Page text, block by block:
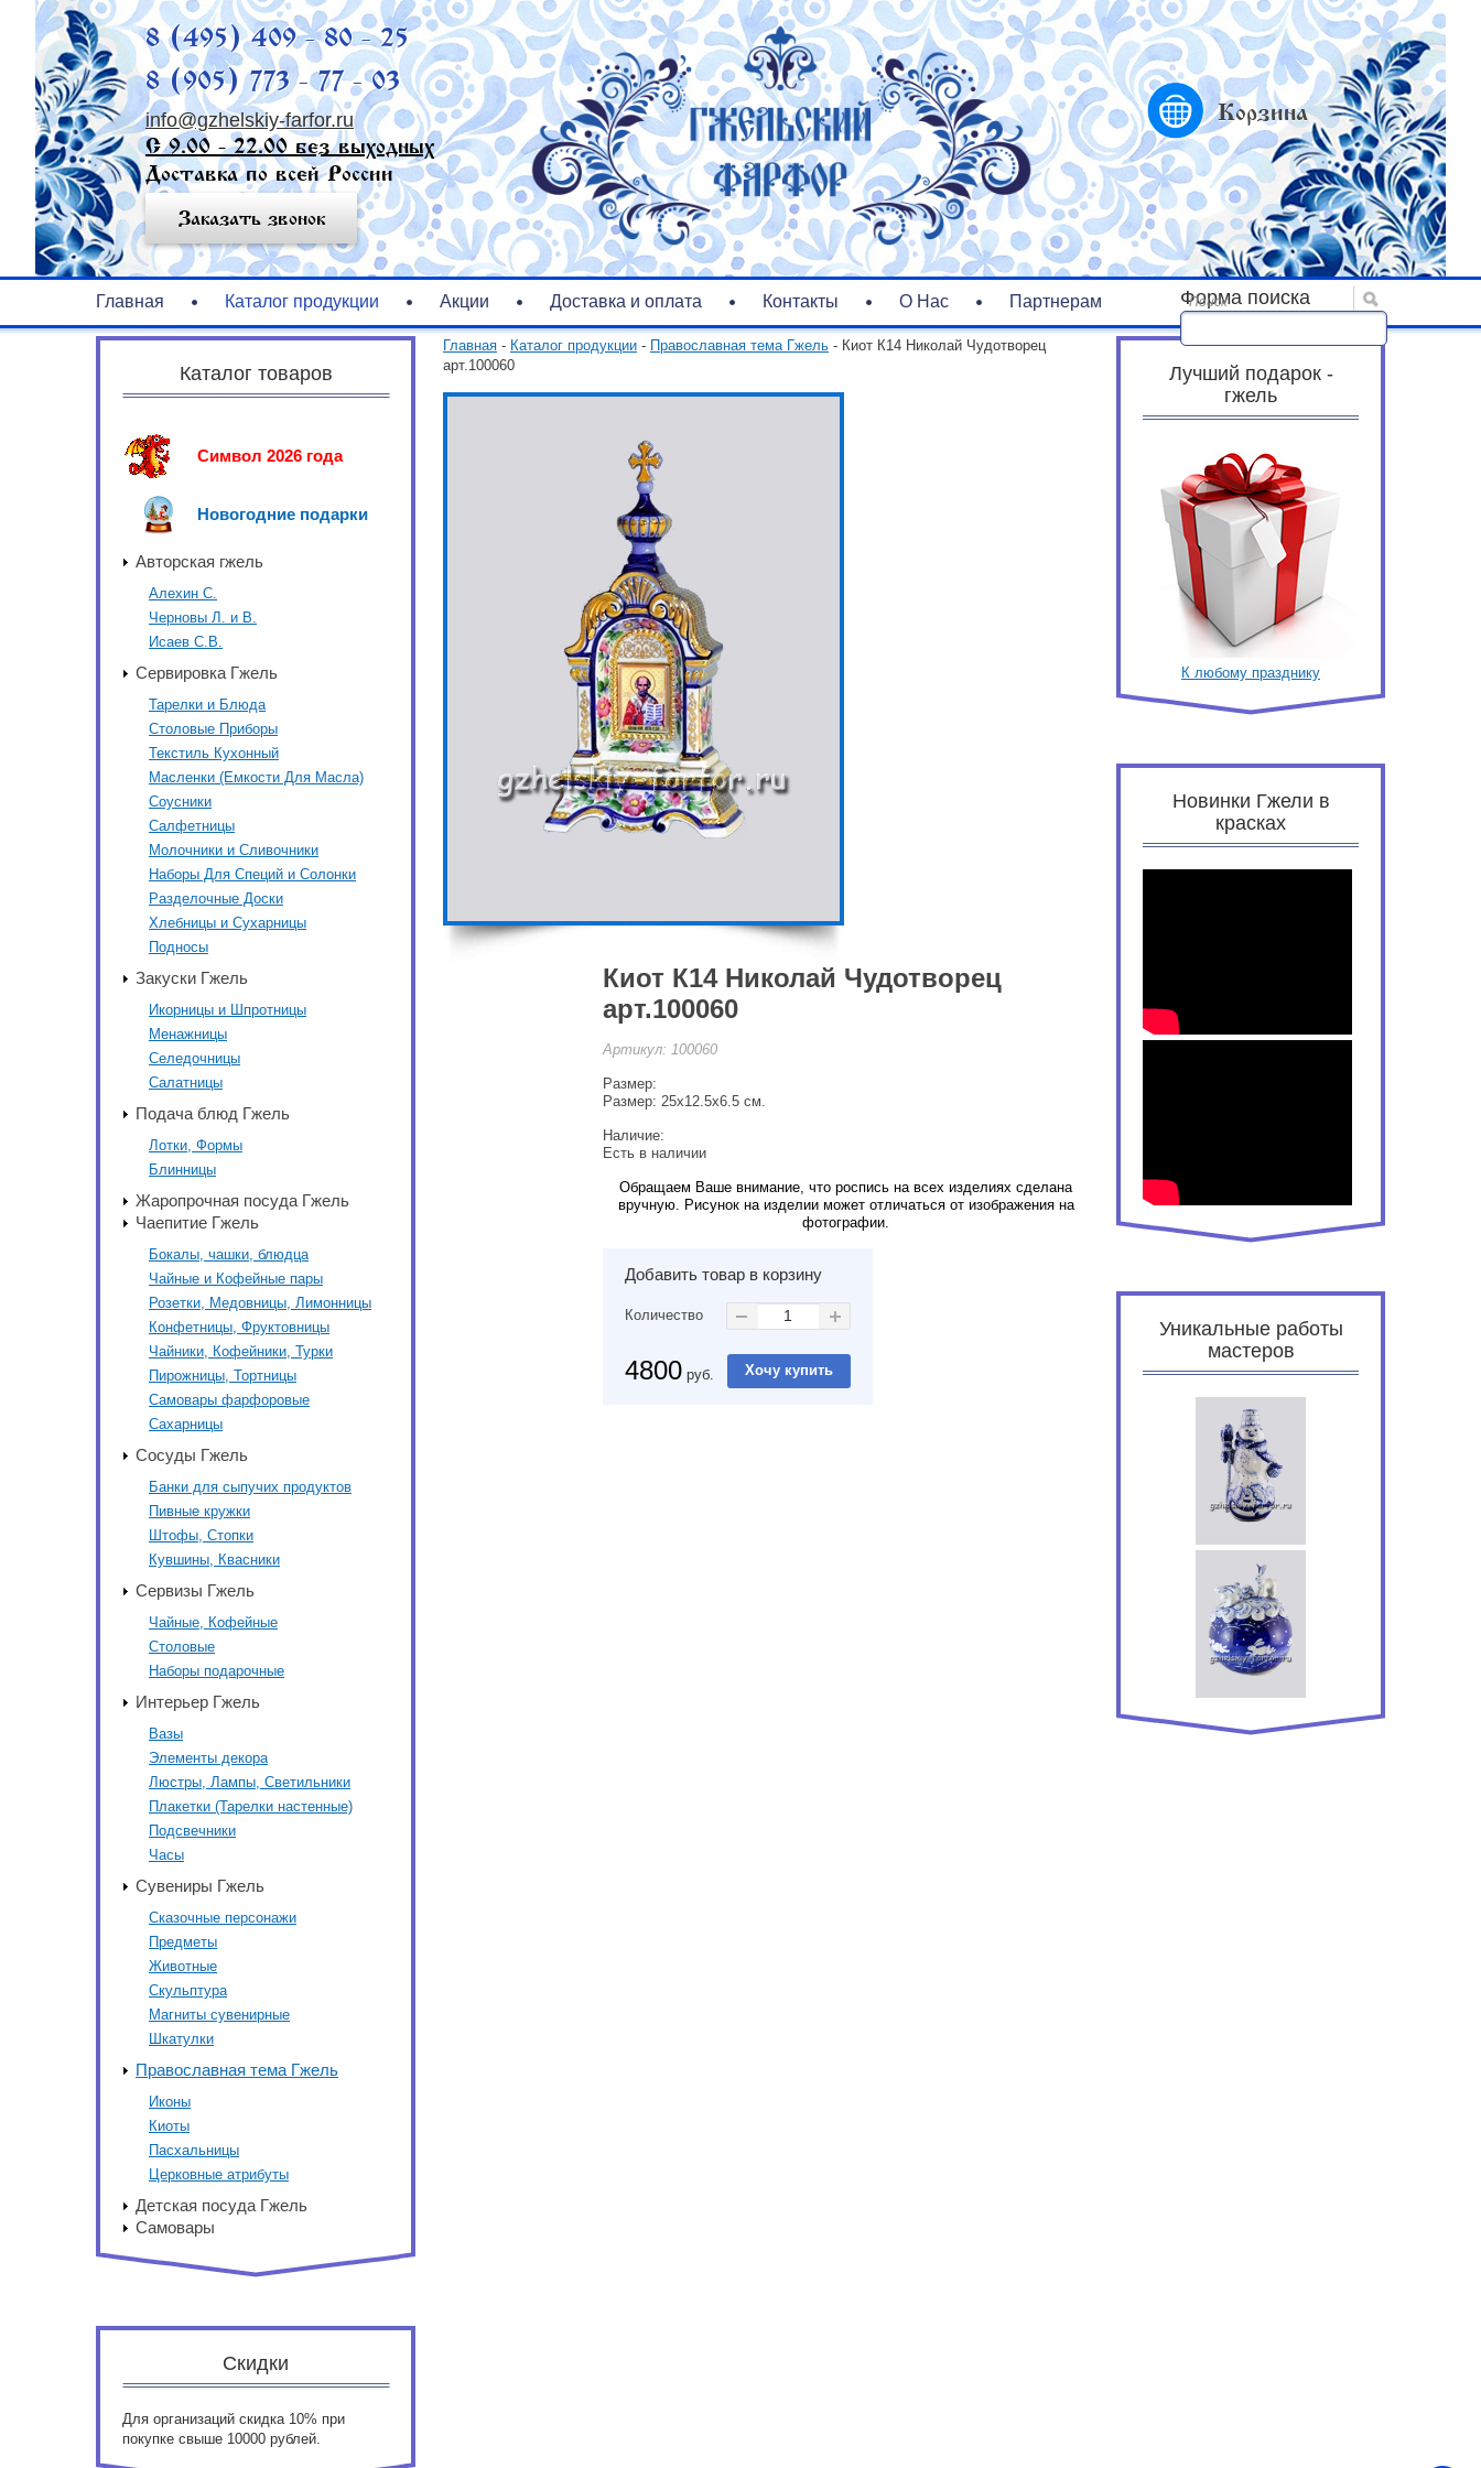
8 (495) 409 - 80 - 25
8 (905) 773 - 77 - 03
info@gzhelskiy-farfor.ru
С 9.00 - 22.00 без выходных
Доставка по всей России
Заказать звонок
Корзина
Главная Каталог продукции Акции Доставка и оплата Контакты О Нас Партнерам Форма поиска
Поиск
Каталог товаров
Символ 2026 года
Новогодние подарки
Авторская гжель
Алехин С.
Черновы Л. и В.
Исаев С.В.
Сервировка Гжель
Тарелки и Блюда
Столовые Приборы
Текстиль Кухонный
Масленки (Емкости Для Масла)
Соусники
Салфетницы
Молочники и Сливочники
Наборы Для Специй и Солонки
Разделочные Доски
Хлебницы и Сухарницы
Подносы
Закуски Гжель
Икорницы и Шпротницы
Менажницы
Селедочницы
Салатницы
Подача блюд Гжель
Лотки, Формы
Блинницы
Жаропрочная посуда Гжель
Чаепитие Гжель
Бокалы, чашки, блюдца
Чайные и Кофейные пары
Розетки, Медовницы, Лимонницы
Конфетницы, Фруктовницы
Чайники, Кофейники, Турки
Пирожницы, Тортницы
Самовары фарфоровые
Сахарницы
Сосуды Гжель
Банки для сыпучих продуктов
Пивные кружки
Штофы, Стопки
Кувшины, Квасники
Сервизы Гжель
Чайные, Кофейные
Столовые
Наборы подарочные
Интерьер Гжель
Вазы
Элементы декора
Люстры, Лампы, Светильники
Плакетки (Тарелки настенные)
Подсвечники
Часы
Сувениры Гжель
Сказочные персонажи
Предметы
Животные
Скульптура
Магниты сувенирные
Шкатулки
Православная тема Гжель
Иконы
Киоты
Пасхальницы
Церковные атрибуты
Детская посуда Гжель
Самовары
Скидки
Для организаций скидка 10% при
покупке свыше 10000 рублей.
Главная - Каталог продукции - Православная тема Гжель - Киот К14 Николай Чудотворец
арт.100060
Киот К14 Николай Чудотворец
арт.100060
Артикул: 100060
Размер:
Размер: 25х12.5х6.5 см.
Наличие:
Есть в наличии
Обращаем Ваше внимание, что роспись на всех изделиях сделана
вручную. Рисунок на изделии может отличаться от изображения на
фотографии.
Добавить товар в корзину
4800 руб.
Количество
Лучший подарок -
гжель
К любому празднику
Новинки Гжели в
красках
Уникальные работы
мастеров